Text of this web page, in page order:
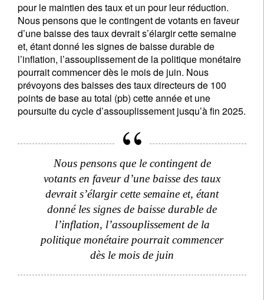
pour le maintien des taux et un pour leur réduction.
Nous pensons que le contingent de votants en faveur
d’une baisse des taux devrait s’élargir cette semaine
et, étant donné les signes de baisse durable de
l’inflation, l’assouplissement de la politique monétaire
pourrait commencer dès le mois de juin. Nous
prévoyons des baisses des taux directeurs de 100
points de base au total (pb) cette année et une
poursuite du cycle d’assouplissement jusqu’à fin 2025.
Nous pensons que le contingent de
votants en faveur d’une baisse des taux
devrait s’élargir cette semaine et, étant
donné les signes de baisse durable de
l’inflation, l’assouplissement de la
politique monétaire pourrait commencer
dès le mois de juin